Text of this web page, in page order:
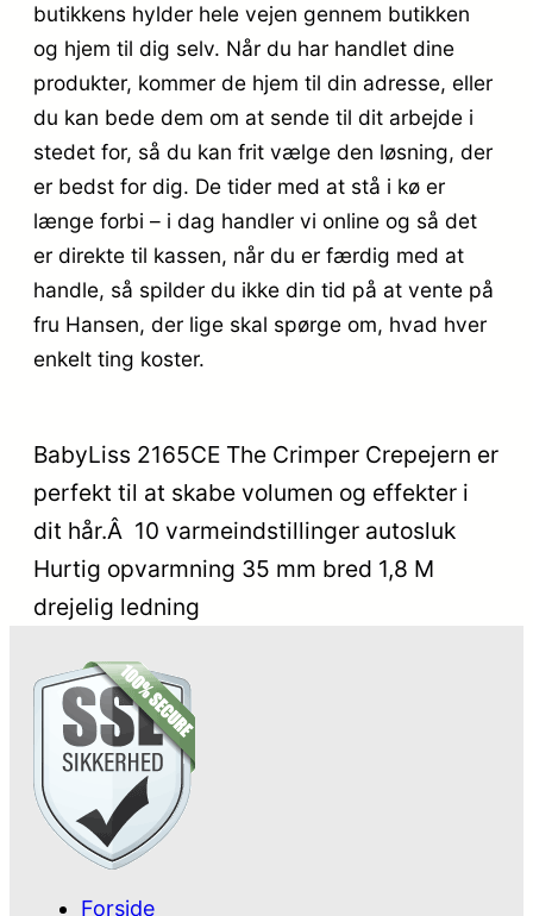
butikkens hylder hele vejen gennem butikken
og hjem til dig selv. Når du har handlet dine
produkter, kommer de hjem til din adresse, eller
du kan bede dem om at sende til dit arbejde i
stedet for, så du kan frit vælge den løsning, der
er bedst for dig. De tider med at stå i kø er
længe forbi – i dag handler vi online og så det
er direkte til kassen, når du er færdig med at
handle, så spilder du ikke din tid på at vente på
fru Hansen, der lige skal spørge om, hvad hver
enkelt ting koster.
BabyLiss 2165CE The Crimper Crepejern er
perfekt til at skabe volumen og effekter i
dit hår.Â 10 varmeindstillinger autosluk
Hurtig opvarmning 35 mm bred 1,8 M
drejelig ledning
Forside